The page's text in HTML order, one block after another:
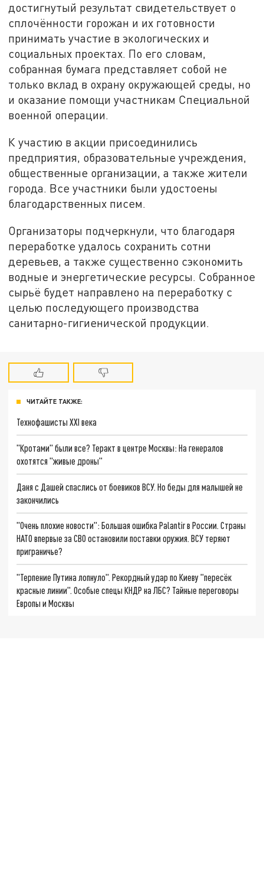
достигнутый результат свидетельствует о
сплочённости горожан и их готовности
принимать участие в экологических и
социальных проектах. По его словам,
собранная бумага представляет собой не
только вклад в охрану окружающей среды, но
и оказание помощи участникам Специальной
военной операции.
К участию в акции присоединились
предприятия, образовательные учреждения,
общественные организации, а также жители
города. Все участники были удостоены
благодарственных писем.
Организаторы подчеркнули, что благодаря
переработке удалось сохранить сотни
деревьев, а также существенно сэкономить
водные и энергетические ресурсы. Собранное
сырьё будет направлено на переработку с
целью последующего производства
санитарно-гигиенической продукции.
ЧИТАЙТЕ ТАКЖЕ:
Технофашисты XXI века
"Кротами" были все? Теракт в центре Москвы: На генералов
охотятся "живые дроны"
Даня с Дашей спаслись от боевиков ВСУ. Но беды для малышей не
закончились
"Очень плохие новости": Большая ошибка Palantir в России. Страны
НАТО впервые за СВО остановили поставки оружия. ВСУ теряют
приграничье?
"Терпение Путина лопнуло". Рекордный удар по Киеву "пересёк
красные линии". Особые спецы КНДР на ЛБС? Тайные переговоры
Европы и Москвы